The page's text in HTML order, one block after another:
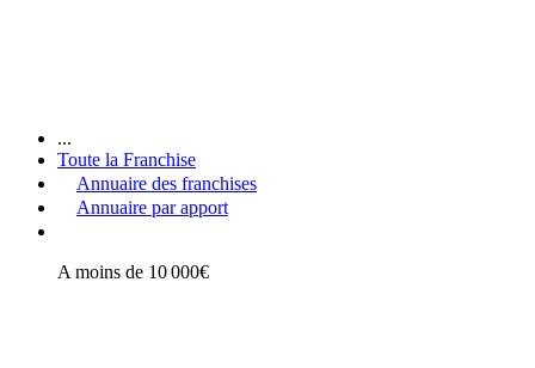
...
Toute la Franchise
Annuaire des franchises
Annuaire par apport
A moins de 10 000€